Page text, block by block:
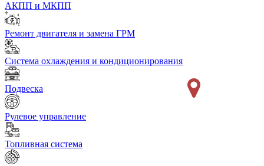
АКПП и МКПП
Ремонт двигателя и замена ГРМ
Система охлаждения и кондиционирования
Подвеска
Рулевое управление
Топливная система